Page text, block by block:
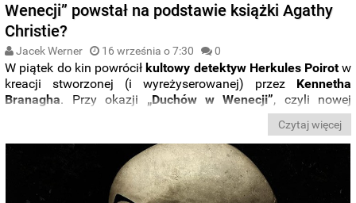
Wenecji” powstał na podstawie książki Agathy
Christie?
Jacek Werner 16 września o 7:30 0
W piątek do kin powróciłkultowy detektyw Herkules Poirotw
kreacji stworzonej (i wyreżyserowanej) przez Kennetha
Branagha. Przy okazji „Duchów w Wenecji”, czyli nowej
, filmowiec podjął się
przeniesienia na ekrany jednego z mniej znanych dzieł
Brytyjki – na dodatek zmieniając tytuł względem
pierwowzoru. Po którą pracę autorki„Śmierci na Nilu ” należy
sięgnąć, by poznać oryginalną historię, która zainspirowała
twórców filmu?
Czytaj więcej